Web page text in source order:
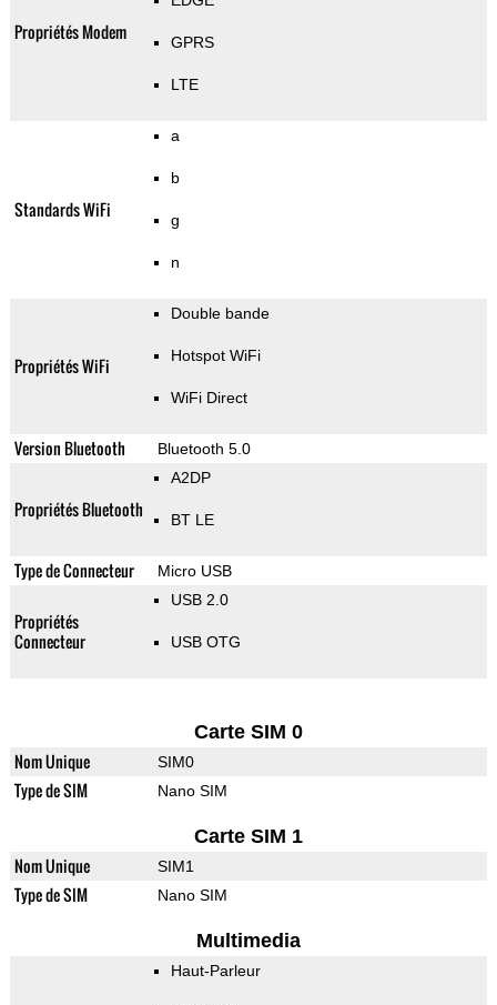
Propriétés Modem GPRS
LTE
Standards WiFi
a
b
g
n
Propriétés WiFi
Double bande
Hotspot WiFi
WiFi Direct
Version Bluetooth Bluetooth 5.0
Propriétés Bluetooth
A2DP
BT LE
Type de Connecteur Micro USB
Propriétés
Connecteur
USB 2.0
USB OTG
Carte SIM 0
Nom Unique SIM0
Type de SIM Nano SIM
Carte SIM 1
Nom Unique SIM1
Type de SIM Nano SIM
Multimedia
Haut-Parleur